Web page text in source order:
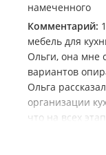
намеченного
Комментарий:
мебель для
Ольги, она мне
вариантов
Ольга
организации
что на всех
похожих
Установку